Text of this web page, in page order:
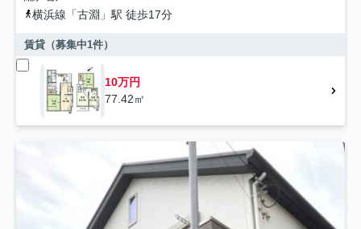
横浜線 「古淵 」駅 徒歩17分
賃貸（募集中1件）
10万円
77.42㎡